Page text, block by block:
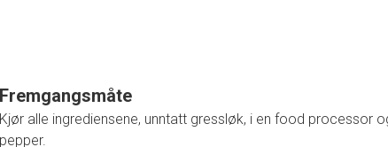
Fremgangsmåte
Kjør alle ingrediensene, unntatt gressløk, i en food processor
pepper.